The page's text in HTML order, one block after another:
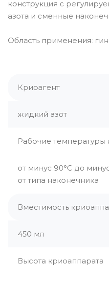
конструкция с
азота и сменные
Область применения:
Криоагент
жидкий азот
Рабочие температуры
от минус 90°С до
от типа наконечника
Вместимость
450 мл
Высота криоаппарата